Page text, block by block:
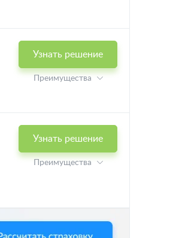
Узнать решение
Преимущества
Узнать решение
Преимущества